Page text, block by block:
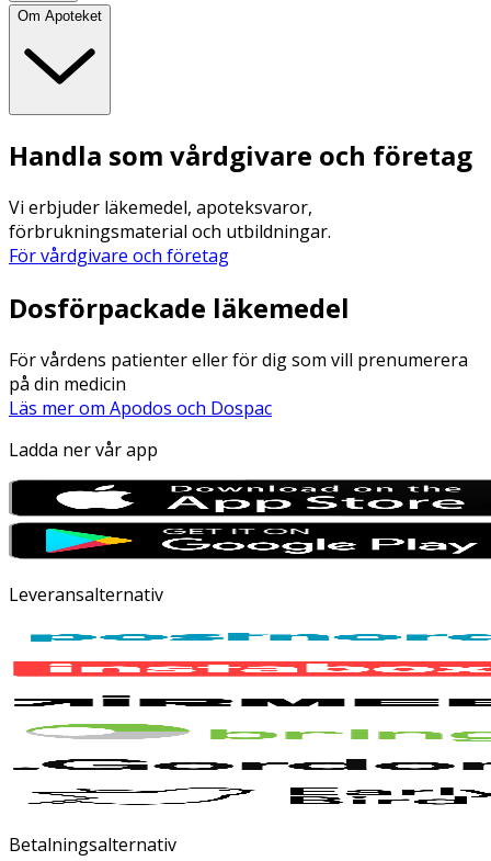
Om Apoteket
Handla som vårdgivare och företag
Vi erbjuder läkemedel, apoteksvaror,
förbrukningsmaterial och utbildningar.
För vårdgivare och företag
Dosförpackade läkemedel
För vårdens patienter eller för dig som vill prenumerera
på din medicin
Läs mer om Apodos och Dospac
Ladda ner vår app
Leveransalternativ
Betalningsalternativ